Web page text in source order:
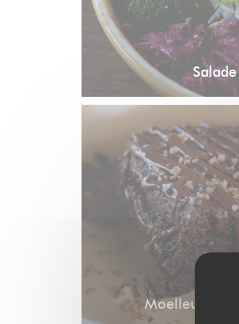
Moelleux au